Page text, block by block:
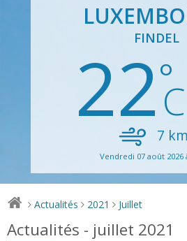
FINDEL
227
Vendredi 07 août 2026
> Actualités > 2021 > Juillet
Actualités - juillet 2021